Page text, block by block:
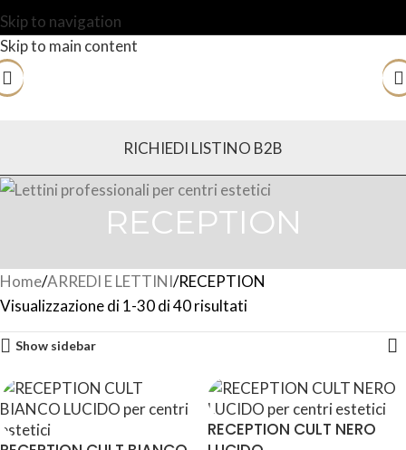
Skip to navigation
Skip to main content
RICHIEDI LISTINO B2B
RECEPTION
Home ARREDI E LETTINI RECEPTION
Visualizzazione di 1-30 di 40 risultati
Show sidebar
RECEPTION CULT NERO